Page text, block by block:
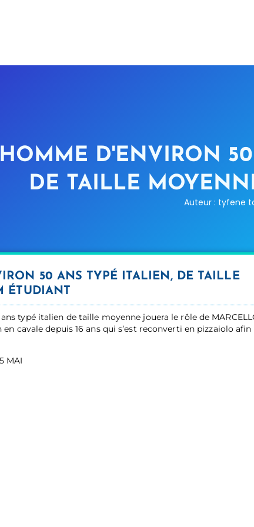
HOMME D'ENVIRON
DE TAILLE
Auteur : tyfene
50 ANS TYPÉ ITALIEN, DE TAILLE
ÉTUDIANT
typé italien de taille moyenne jouera le rôle de
cavale depuis 16 ans qui s’est reconverti en pizzaiolo afin
MAI